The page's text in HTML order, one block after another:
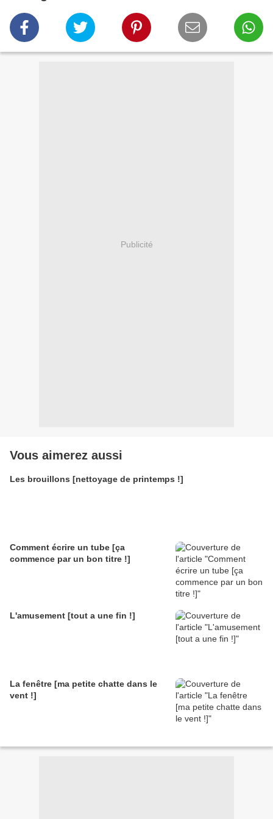
Publicité
Vous aimerez aussi
Les brouillons [nettoyage de printemps !]
Comment écrire un tube [ça
commence par un bon titre !]
L'amusement [tout a une fin !]
La fenêtre [ma petite chatte dans le
vent !]